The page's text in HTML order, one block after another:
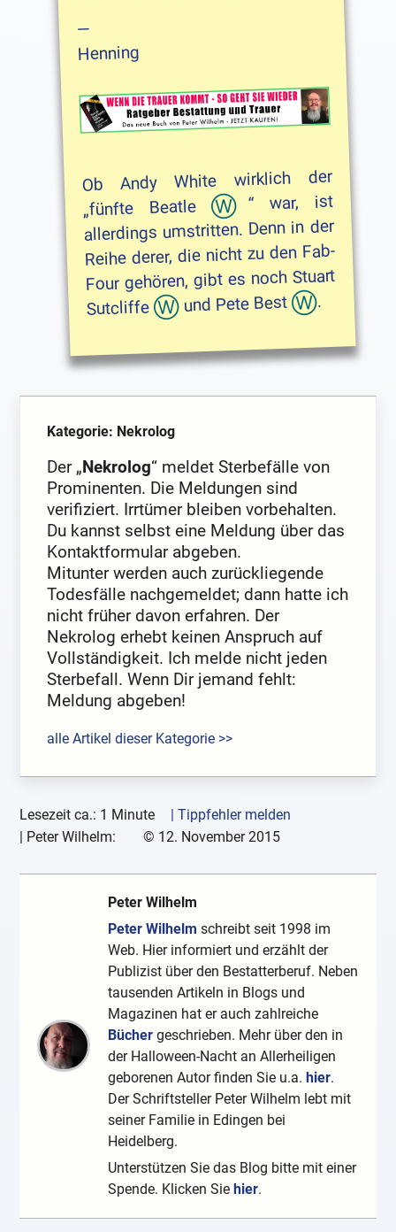
—
Henning
Ob Andy White wirklich der
„fünfte Beatle “ war, ist
allerdings umstritten. Denn in der
Reihe derer, die nicht zu den Fab-
Four gehören, gibt es noch Stuart
Sutcliffe und Pete Best .
Kategorie: Nekrolog
Der „Nekrolog“ meldet Sterbefälle von
Prominenten. Die Meldungen sind
verifiziert. Irrtümer bleiben vorbehalten.
Du kannst selbst eine Meldung über das
Kontaktformular abgeben.
Mitunter werden auch zurückliegende
Todesfälle nachgemeldet; dann hatte ich
nicht früher davon erfahren. Der
Nekrolog erhebt keinen Anspruch auf
Vollständigkeit. Ich melde nicht jeden
Sterbefall. Wenn Dir jemand fehlt:
Meldung abgeben!
alle Artikel dieser Kategorie >>
Lesezeit ca.: 1 Minute
| Tippfehler melden
| Peter Wilhelm: © 12. November 2015
Peter Wilhelm
Peter Wilhelm schreibt seit 1998 im
Web. Hier informiert und erzählt der
Publizist über den Bestatterberuf. Neben
tausenden Artikeln in Blogs und
Magazinen hat er auch zahlreiche
Bücher geschrieben. Mehr über den in
der Halloween-Nacht an Allerheiligen
geborenen Autor finden Sie u.a.hier.
Der Schriftsteller Peter Wilhelm lebt mit
seiner Familie in Edingen bei
Heidelberg.
Unterstützen Sie das Blog bitte mit einer
Spende. Klicken Siehier.